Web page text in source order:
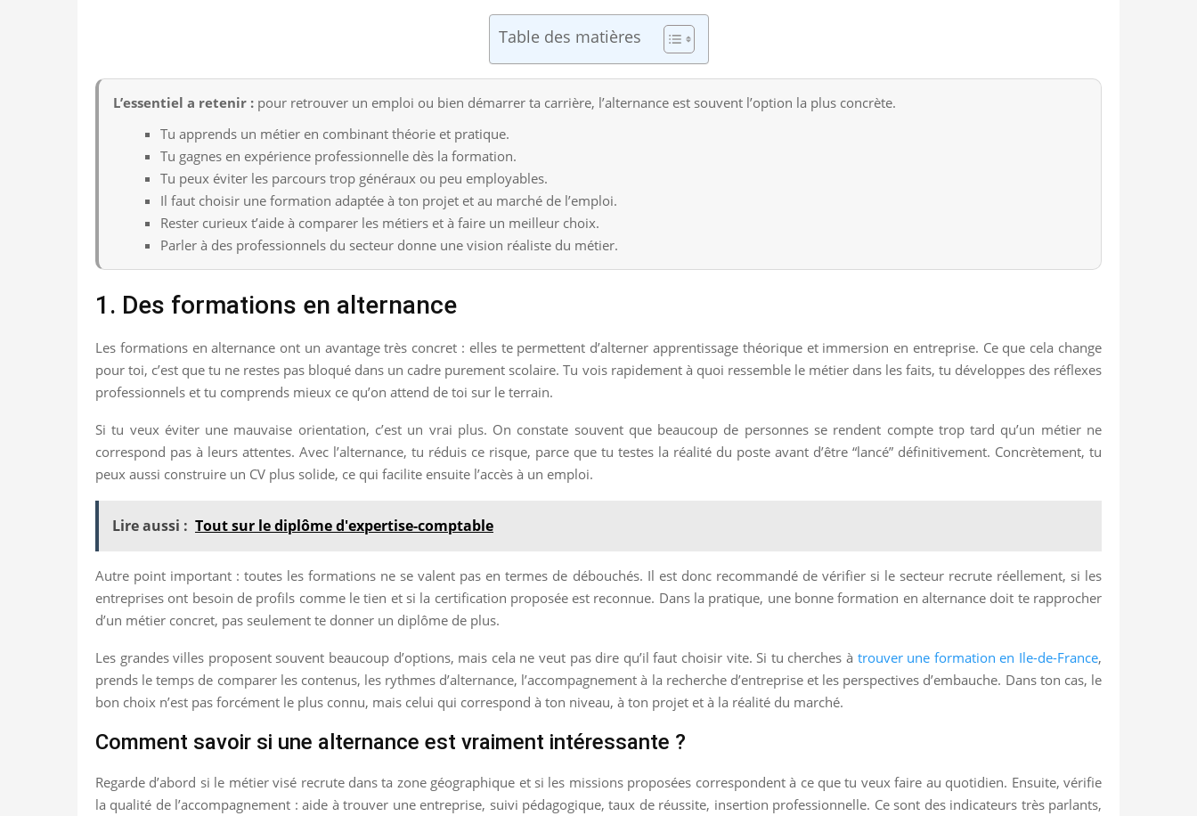
Table des matières
L’essentiel a retenir : pour retrouver un emploi ou bien démarrer ta carrière, l’alternance est souvent l’option la plus concrète.
Tu apprends un métier en combinant théorie et pratique.
Tu gagnes en expérience professionnelle dès la formation.
Tu peux éviter les parcours trop généraux ou peu employables.
Il faut choisir une formation adaptée à ton projet et au marché de l’emploi.
Rester curieux t’aide à comparer les métiers et à faire un meilleur choix.
Parler à des professionnels du secteur donne une vision réaliste du métier.
1. Des formations en alternance
Les formations en alternance ont un avantage très concret : elles te permettent d’alterner apprentissage théorique et immersion en entreprise. Ce que cela change
pour toi, c’est que tu ne restes pas bloqué dans un cadre purement scolaire. Tu vois rapidement à quoi ressemble le métier dans les faits, tu développes des réflexes
professionnels et tu comprends mieux ce qu’on attend de toi sur le terrain.
Si tu veux éviter une mauvaise orientation, c’est un vrai plus. On constate souvent que beaucoup de personnes se rendent compte trop tard qu’un métier ne
correspond pas à leurs attentes. Avec l’alternance, tu réduis ce risque, parce que tu testes la réalité du poste avant d’être “lancé” définitivement. Concrètement, tu
peux aussi construire un CV plus solide, ce qui facilite ensuite l’accès à un emploi.
Lire aussi : Tout sur le diplôme d'expertise-comptable
Autre point important : toutes les formations ne se valent pas en termes de débouchés. Il est donc recommandé de vérifier si le secteur recrute réellement, si les
entreprises ont besoin de profils comme le tien et si la certification proposée est reconnue. Dans la pratique, une bonne formation en alternance doit te rapprocher
d’un métier concret, pas seulement te donner un diplôme de plus.
Les grandes villes proposent souvent beaucoup d’options, mais cela ne veut pas dire qu’il faut choisir vite. Si tu cherches à trouver une formation en Ile-de-France,
prends le temps de comparer les contenus, les rythmes d’alternance, l’accompagnement à la recherche d’entreprise et les perspectives d’embauche. Dans ton cas, le
bon choix n’est pas forcément le plus connu, mais celui qui correspond à ton niveau, à ton projet et à la réalité du marché.
Comment savoir si une alternance est vraiment intéressante ?
Regarde d’abord si le métier visé recrute dans ta zone géographique et si les missions proposées correspondent à ce que tu veux faire au quotidien. Ensuite, vérifie
la qualité de l’accompagnement : aide à trouver une entreprise, suivi pédagogique, taux de réussite, insertion professionnelle. Ce sont des indicateurs très parlants,